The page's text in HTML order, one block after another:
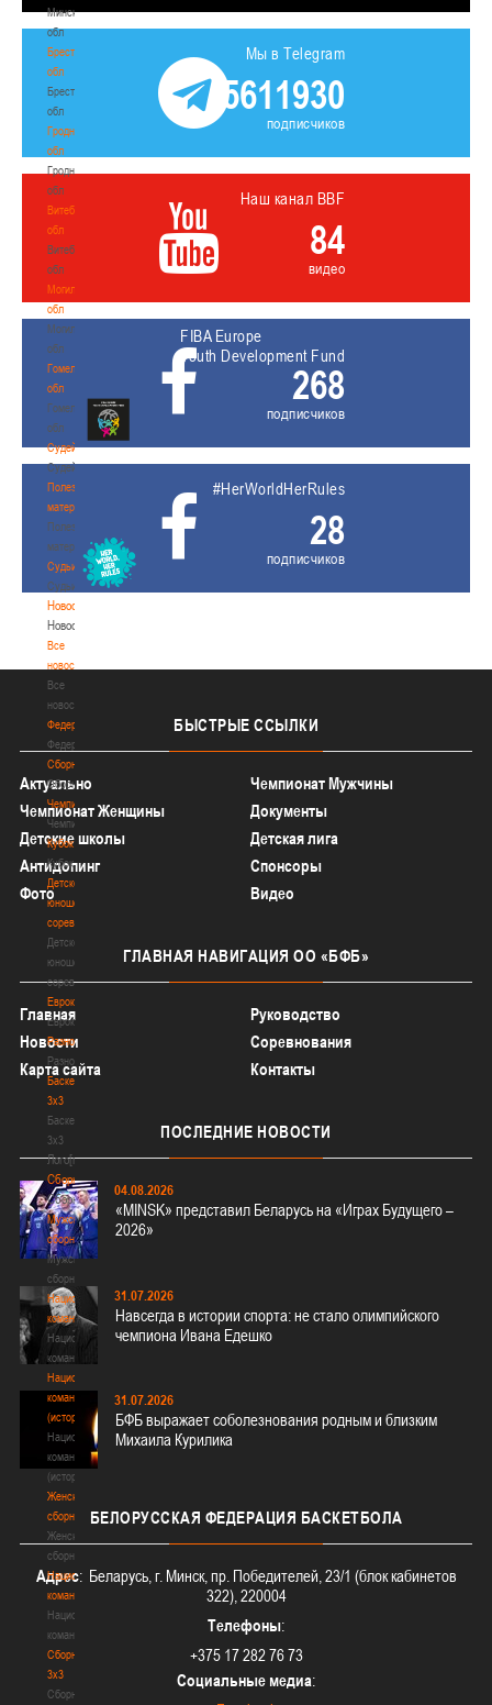
Минская
обл
Брестская
обл
Брестская
обл
Гродненская
обл
Гродненская
обл
Витебская
обл
Витебская
обл
Могилевская
обл
Могилевская
обл
Гомельская
обл
Гомельская
обл
Судейство
Судейство
Полезные
материалы
Полезные
материалы
Судьи
Судьи
Новости
Новости
Все
новости
Все
новости
Федерация
Федерация
Сборные
Сборные
Чемпионат
Чемпионат
Кубок
Кубок
Детско-
юношеские
соревнования
Детско-
юношеские
соревнования
Еврокубки
Еврокубки
Разное
Разное
Баскетбол
3х3
Баскетбол
3х3
Лого[modid=121]
Сборные
Сборные
Мужские
сборные
Мужские
сборные
Национальная
команда
Национальная
команда
Национальная
команда
(история)
Национальная
команда
(история)
Женские
сборные
Женские
сборные
Национальная
команда
Национальная
команда
Сборные
3х3
Сборные
Мы в Telegram
5611930
подписчиков
Наш канал BBF
84
видео
FIBA Europe
Youth Development Fund
268
подписчиков
#HerWorldHerRules
28
подписчиков
БЫСТРЫЕ ССЫЛКИ
Актуально
Чемпионат Мужчины
Чемпионат Женщины
Документы
Детские школы
Детская лига
Антидопинг
Спонсоры
Фото
Видео
ГЛАВНАЯ НАВИГАЦИЯ ОО «БФБ»
Главная
Руководство
Новости
Соревнования
Карта сайта
Контакты
ПОСЛЕДНИЕ НОВОСТИ
04.08.2026
«MINSK» представил Беларусь на «Играх Будущего –
2026»
31.07.2026
Навсегда в истории спорта: не стало олимпийского
чемпиона Ивана Едешко
31.07.2026
БФБ выражает соболезнования родным и близким
Михаила Курилика
БЕЛОРУССКАЯ ФЕДЕРАЦИЯ БАСКЕТБОЛА
Адрес: Беларусь, г. Минск, пр. Победителей, 23/1 (блок кабинетов
322), 220004
Телефоны:
+375 17 282 76 73
Социальные медиа: